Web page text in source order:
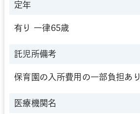
定年
有り 一律65歳
託児所備考
保育園の入所費用の一部負担あり
医療機関名